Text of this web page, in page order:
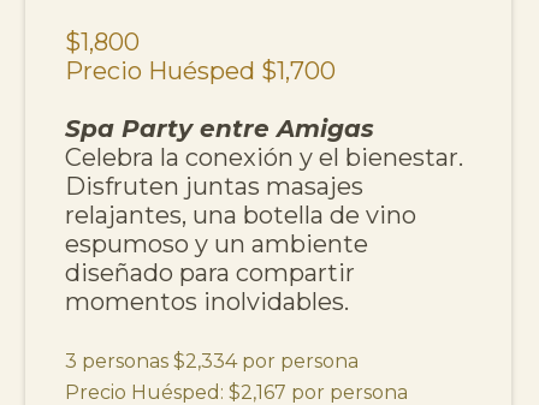
$1,800
Precio Huésped $1,700
Spa Party entre Amigas
Celebra la conexión y el bienestar.
Disfruten juntas masajes
relajantes, una botella de vino
espumoso y un ambiente
diseñado para compartir
momentos inolvidables.
3 personas $2,334 por persona
Precio Huésped: $2,167 por persona